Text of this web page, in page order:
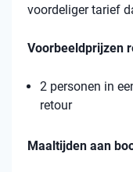
voordeliger tarief
Voorbeeldprijzen
2 personen in
retour
Maaltijden aan